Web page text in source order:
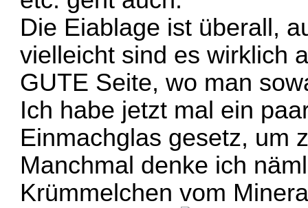
Die Eiablage ist überall,
vielleicht sind es wirklich
GUTE Seite, wo man
Ich habe jetzt mal ein
Einmachglas gesetz, um
Manchmal denke ich
Krümmelchen vom